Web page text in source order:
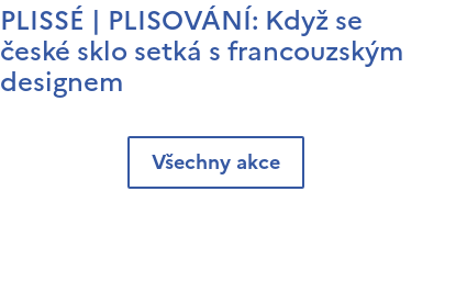
PLISSÉ | PLISOVÁNÍ: Když se
české sklo setká s francouzským
designem
Všechny akce